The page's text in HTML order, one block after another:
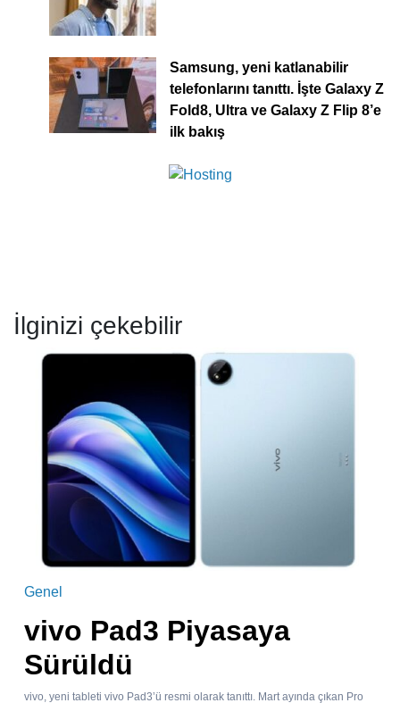
Samsung, yeni katlanabilir
telefonlarını tanıttı. İşte Galaxy Z
Fold8, Ultra ve Galaxy Z Flip 8’e
ilk bakış
İlginizi çekebilir
Genel
vivo Pad3 Piyasaya
Sürüldü
vivo, yeni tableti vivo Pad3’ü resmi olarak tanıttı. Mart ayında çıkan Pro